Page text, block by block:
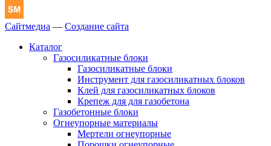
Сайтмедиа — Создание сайта
Каталог
Газосиликатные блоки
Газосиликатные блоки
Инструмент для газосиликатных блоков
Клей для газосиликатных блоков
Крепеж для для газобетона
Газобетонные блоки
Огнеупорные материалы
Мертели огнеупорные